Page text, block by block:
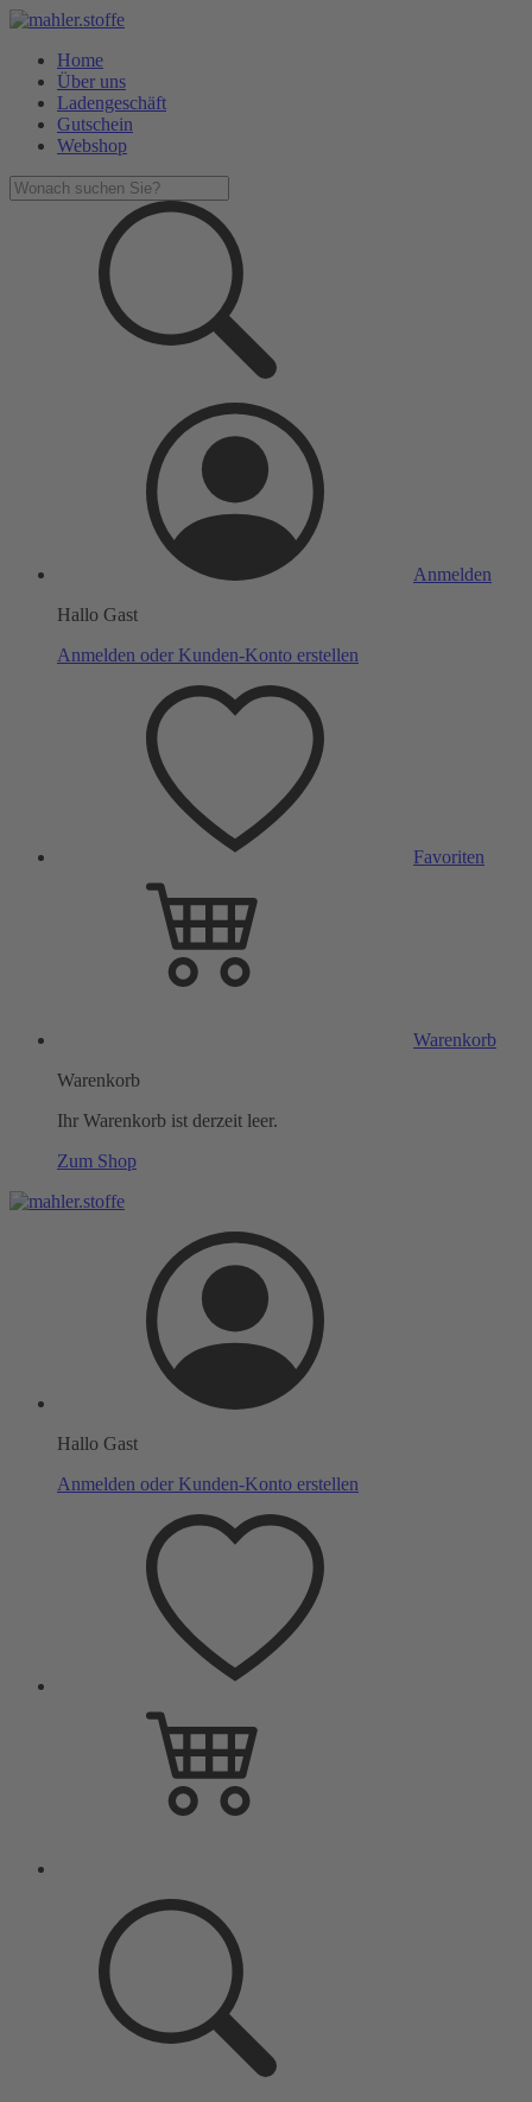
Home
Über uns
Ladengeschäft
Gutschein
Webshop
Anmelden
Hallo Gast
Anmelden oder Kunden-Konto erstellen
Favoriten
Warenkorb
Warenkorb
Ihr Warenkorb ist derzeit leer.
Zum Shop
Hallo Gast
Anmelden oder Kunden-Konto erstellen